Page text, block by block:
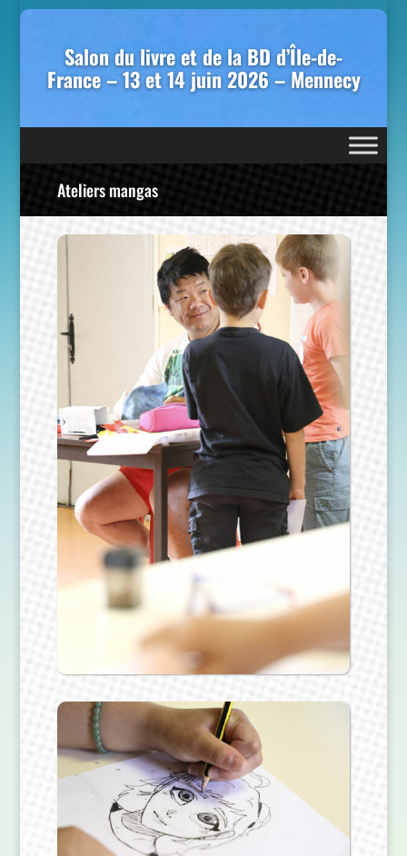
Salon du livre et de la BD d’Île-de-
France – 13 et 14 juin 2026 – Mennecy
Ateliers mangas